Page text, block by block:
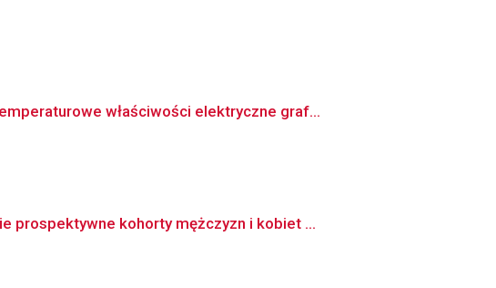
właściwości elektryczne graf...
prospektywne kohorty mężczyzn i kobiet ...